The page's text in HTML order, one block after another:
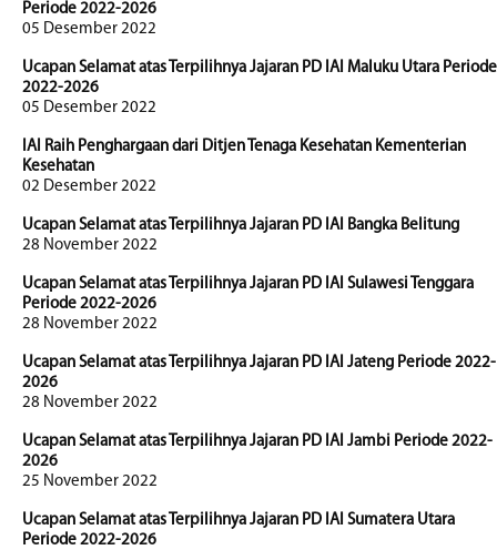
Periode 2022-2026
05 Desember 2022
Ucapan Selamat atas Terpilihnya Jajaran PD IAI Maluku Utara Periode
2022-2026
05 Desember 2022
IAI Raih Penghargaan dari Ditjen Tenaga Kesehatan Kementerian
Kesehatan
02 Desember 2022
Ucapan Selamat atas Terpilihnya Jajaran PD IAI Bangka Belitung
28 November 2022
Ucapan Selamat atas Terpilihnya Jajaran PD IAI Sulawesi Tenggara
Periode 2022-2026
28 November 2022
Ucapan Selamat atas Terpilihnya Jajaran PD IAI Jateng Periode 2022-
2026
28 November 2022
Ucapan Selamat atas Terpilihnya Jajaran PD IAI Jambi Periode 2022-
2026
25 November 2022
Ucapan Selamat atas Terpilihnya Jajaran PD IAI Sumatera Utara
Periode 2022-2026